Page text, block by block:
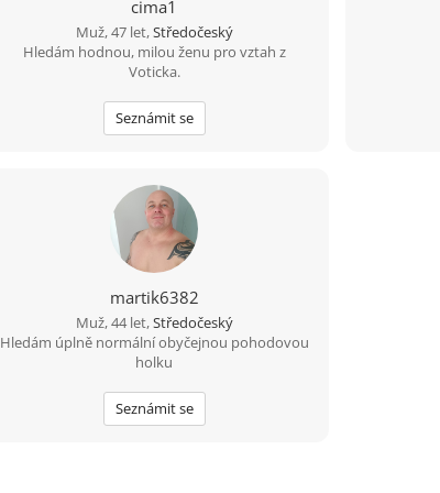
cima1
Muž, 47 let,Středočeský
Hledám hodnou, milou ženu pro vztah z
Voticka.
Seznámit se
martik6382
Muž, 44 let,Středočeský
Hledám úplně normální obyčejnou pohodovou
holku
Seznámit se